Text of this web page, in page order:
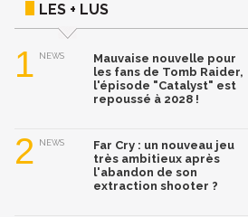
LES + LUS
1 NEWS
Mauvaise nouvelle pour
les fans de Tomb Raider,
l'épisode "Catalyst" est
repoussé à 2028 !
2 NEWS
Far Cry : un nouveau jeu
très ambitieux après
l'abandon de son
extraction shooter ?